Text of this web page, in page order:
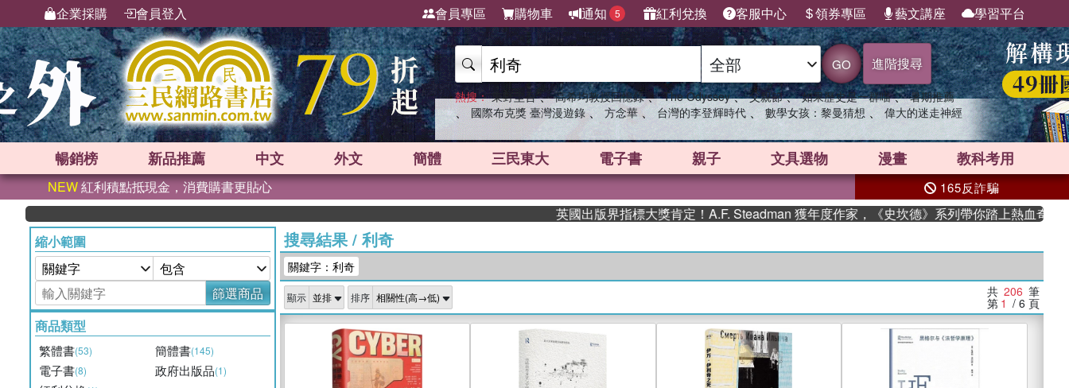
企業採購 會員登入 會員專區 購物車 通知 5 紅利兌換 客服中心 領券專區 藝文講座 學習平台
GO 進階搜尋
熱搜： 東野圭吾 、 高希均教授回憶錄 、 The Odyssey 、 父親節 、 如果歷史是一群喵 、 暑期推薦
、 國際布克獎 臺灣漫遊錄 、 方念華 、 台灣的李登輝時代 、 數學女孩：黎曼猜想 、 偉大的迷走神經
暢銷榜 新品推薦 中文 外文 簡體 三民東大 電子書 親子 文具選物 漫畫 教科考用
NEW紅利積點抵現金，消費購書更貼心 165反詐騙
英國出版界指標大獎肯定！A.F. Steadman 獲年度作家，《史坎德》系列帶你踏上熱血奇幻旅程
縮小範圍
篩選商品
商品類型
繁體書(53) 簡體書(145)
電子書(8) 政府出版品(1)
搜尋結果/ 利奇
關鍵字：利奇
顯示 排序 共 206 筆
第 1 / 6 頁